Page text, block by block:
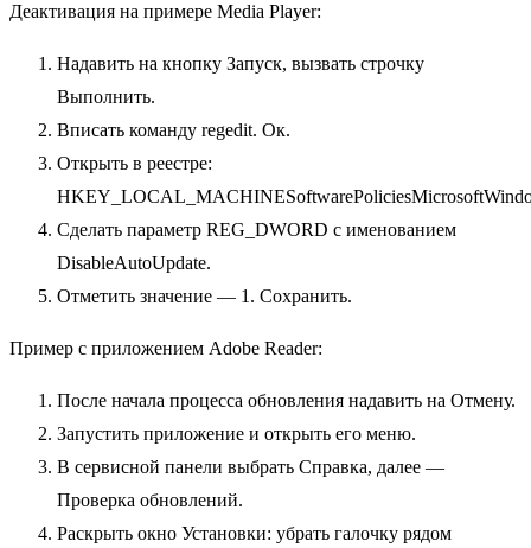
Деактивация на примере Media Player:
Надавить на кнопку Запуск, вызвать строчку
Выполнить.
Вписать команду regedit. Ок.
Открыть в реестре:
Сделать параметр REG_DWORD с именованием
DisableAutoUpdate.
Отметить значение — 1. Сохранить.
Пример с приложением Adobe Reader:
После начала процесса обновления надавить на Отмену.
Запустить приложение и открыть его меню.
В сервисной панели выбрать Справка, далее —
Проверка обновлений.
Раскрыть окно Установки: убрать галочку рядом